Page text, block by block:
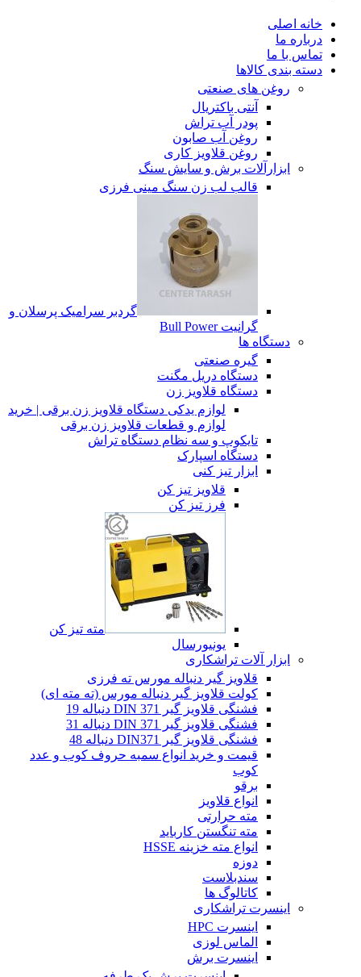
خانه اصلی
درباره ما
تماس با ما
دسته بندی کالاها
روغن های صنعتی
آنتی باکتریال
پودر آب تراش
روغن آب صابون
روغن قلاویز کاری
ابزارآلات برش و سایش سنگ
قالب لب زن سنگ مینی فرزی
گردبر سرامیک پرسلان و
گرانیت Bull Power
دستگاه ها
گیره صنعتی
دستگاه دریل مگنت
دستگاه قلاویز زن
لوازم یدکی دستگاه قلاویز زن برقی | خرید
لوازم و قطعات قلاویز زن برقی
تایکوپ و سه نظام دستگاه تراش
دستگاه اسپارک
ابزار تیز کنی
قلاویز تیز کن
فرز تیز کن
مته تیز کن
یونیورسال
ابزار آلات تراشکاری
قلاویز گیر دنباله مورس ته فرزی
کولت قلاویز گیر دنباله مورس (ته مته ای)
فشنگی قلاویز گیر DIN 371 دنباله 19
فشنگی قلاویز گیر DIN 371 دنباله 31
فشنگی قلاویز گیر DIN371 دنباله 48
قیمت و خرید انواع سمبه حروف کوب و عدد
کوب
برقو
انواع قلاویز
مته حرارتی
مته تنگستن کارباید
انواع مته خزینه HSSE
دوزه
سندبلاست
کاتالوگ ها
اینسرت تراشکاری
اینسرت HPC
الماس لوزی
اینسرت برش